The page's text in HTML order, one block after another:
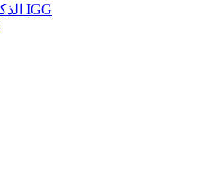
الذكرى الخامسة عشر لـ IGG